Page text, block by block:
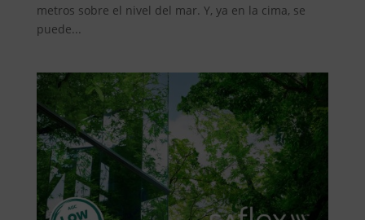
metros sobre el nivel del mar. Y, ya en la cima, se
puede...